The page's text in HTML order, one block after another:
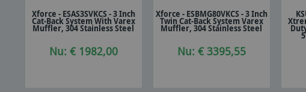
In winkelwagen
Xforce - ESAS3SVKCS - 3 Inch
Cat-Back System With Varex
Muffler, 304 Stainless Steel
Nu: € 1982,00
In winkelwagen
Xforce - ESBMG80VKCS - 3 Inch
Twin Cat-Back System Varex
Muffler, 304 Stainless Steel
Nu: € 3395,55